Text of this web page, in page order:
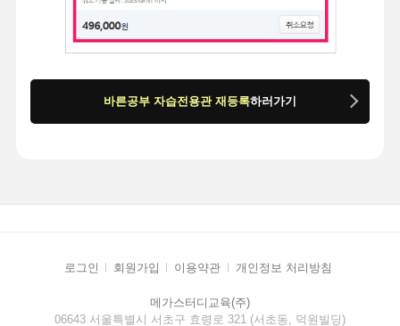
바른공부 자습전용관 재등록하러가기
로그인 회원가입 이용약관 개인정보 처리방침
메가스터디교육(주)
06643 서울특별시 서초구 효령로 321 (서초동, 덕원빌딩)